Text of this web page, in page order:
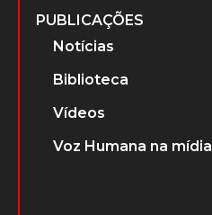
PUBLICAÇÕES
Notícias
Biblioteca
Vídeos
Voz Humana na mídia